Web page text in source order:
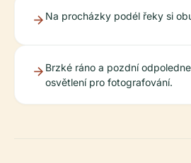
Na procházky podél řeky si
Brzké ráno a pozdní
osvětlení pro fotografování.